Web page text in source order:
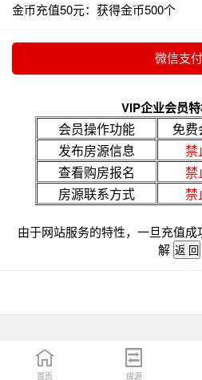
金币充值50元：获得金币500个
VIP企业会员
会员操作功能 免费
发布房源信息
禁
查看购房报名
禁
房源联系方式
禁
由于网站服务的特性，一旦充值
解
首页 房源